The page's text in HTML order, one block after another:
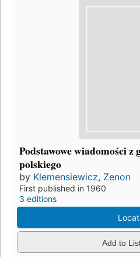
Podstawowe wiadomości
polskiego
by Klemensiewicz, Zenon
First published in 1960
3 editions
Add to